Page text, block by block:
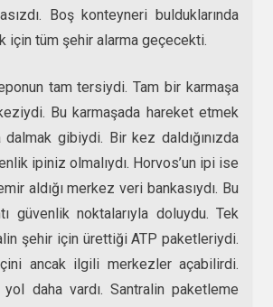
Boş konteyneri bulduklarında
için tüm şehir alarma geçecekti.
tam tersiydi. Tam bir karmaşa
Bu karmaşada hareket etmek
dalmak gibiydi. Bir kez daldığınızda
ipiniz olmalıydı. Horvos’un ipi ise
aldığı merkez veri bankasıydı. Bu
güvenlik noktalarıyla doluydu. Tek
şehir için ürettiği ATP paketleriydi.
ancak ilgili merkezler açabilirdi.
daha vardı. Santralin paketleme